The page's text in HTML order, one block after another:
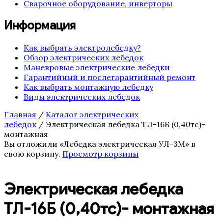
Сварочное оборудование, инверторы
Информация
Как выбрать электролебедку?
Обзор электрических лебедок
Маневровые электрические лебедки
Гарантийный и послегарантийный ремонт
Как выбрать монтажную лебедку
Виды электрических лебедок
Главная / Каталог электрических
лебедок/ Электрическая лебедка ТЛ-16Б (0,40тс)-
монтажная
Вы отложили «Лебедка электрическая УЛ-3М» в
свою корзину. Просмотр корзины
Электрическая лебедка
ТЛ-16Б (0,40тс)- монтажная